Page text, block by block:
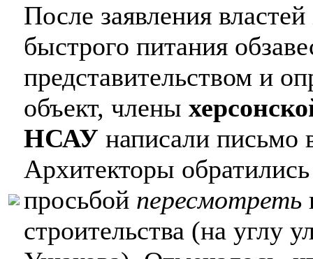
После заявления
быстрого питания
представительством и
объект, члены
НСАУ написали письмо
Архитекторы
просьбой пересмотреть
строительства (на углу